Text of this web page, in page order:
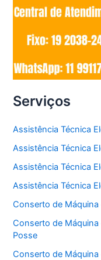
Serviços
Assistência Técnica
Assistência Técnica
Assistência Técnica
Assistência Técnica
Conserto de Máquina
Conserto de
Posse
Conserto de Máquina